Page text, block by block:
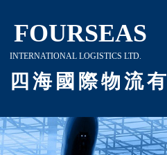
FOURSEAS
INTERNATIONAL LOGISTICS LTD.
四 海 國 際 物 流 有